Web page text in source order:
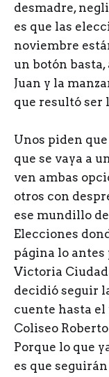
desmadre,
es que las
noviembre
un botón
Juan y la
que resultó ser
Unos piden
que se vaya a
ven ambas
otros con
ese mundillo
Elecciones
página lo
Victoria
decidió seguir
cuente hasta
Coliseo
Porque lo que
es que